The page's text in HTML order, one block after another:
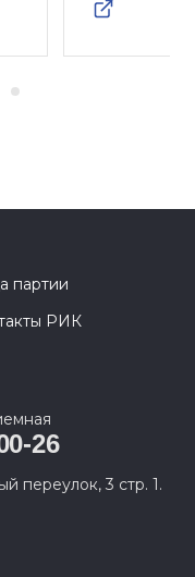
партии
РИК
26
переулок, 3 стр. 1.